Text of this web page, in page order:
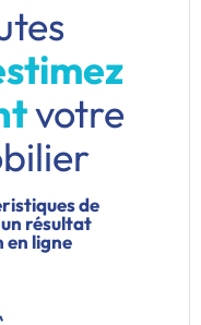
votre
de
résultat
en ligne